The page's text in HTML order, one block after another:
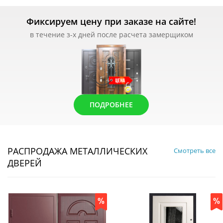
Фиксируем цену при заказе на сайте!
в течение з-х дней после расчета замерщиком
ПОДРОБНЕЕ
РАСПРОДАЖА МЕТАЛЛИЧЕСКИХ
ДВЕРЕЙ
Смотреть все